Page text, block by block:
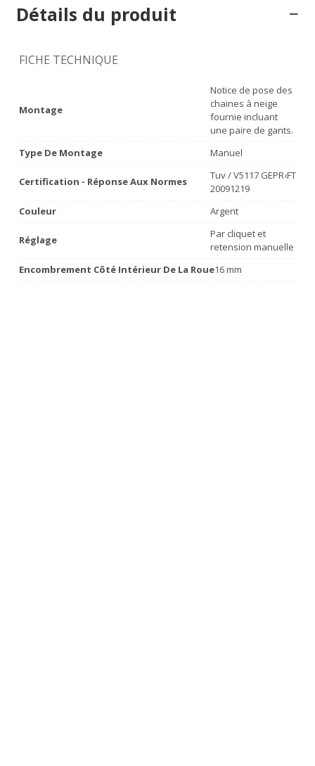
Détails du produit
FICHE TECHNIQUE
Montage
Notice de pose des
chaines à neige
fournie incluant
une paire de gants.
Type De Montage
Manuel
Certification - Réponse Aux Normes
Tuv / V5117 GEPR‹FT
20091219
Couleur
Argent
Réglage
Par cliquet et
retension manuelle
Encombrement Côté Intérieur De La Roue16 mm